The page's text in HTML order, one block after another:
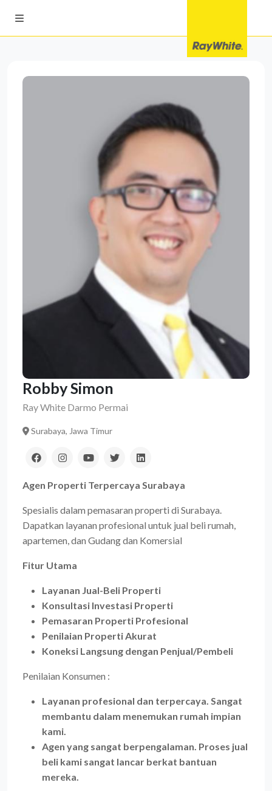
Robby Simon
Ray White Darmo Permai
Surabaya, Jawa Timur
Agen Properti Terpercaya Surabaya
Spesialis dalam pemasaran properti di Surabaya.
Dapatkan layanan profesional untuk jual beli rumah,
apartemen, dan Gudang dan Komersial
Fitur Utama
Layanan Jual-Beli Properti
Konsultasi Investasi Properti
Pemasaran Properti Profesional
Penilaian Properti Akurat
Koneksi Langsung dengan Penjual/Pembeli
Penilaian Konsumen :
Layanan profesional dan terpercaya. Sangat
membantu dalam menemukan rumah impian
kami.
Agen yang sangat berpengalaman. Proses jual
beli kami sangat lancar berkat bantuan
mereka.